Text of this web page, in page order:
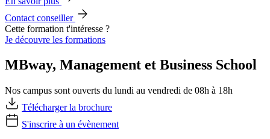
Contact conseiller
Cette formation t'intéresse ?
Je découvre les formations
MBway, Management et Business School
Nos campus sont ouverts du lundi au vendredi de 08h à 18h
Télécharger la brochure
S'inscrire à un évènement